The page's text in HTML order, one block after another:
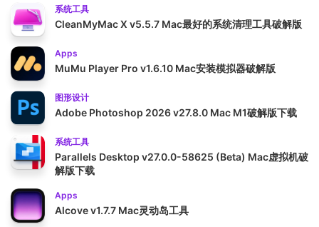
系统工具
CleanMyMac X v5.5.7 Mac最好的系统清理工具破解版
Apps
MuMu Player Pro v1.6.10 Mac安装模拟器破解版
图形设计
Adobe Photoshop 2026 v27.8.0 Mac M1破解版下载
系统工具
Parallels Desktop v27.0.0-58625 (Beta) Mac虚拟机破
解版下载
Apps
Alcove v1.7.7 Mac灵动岛工具